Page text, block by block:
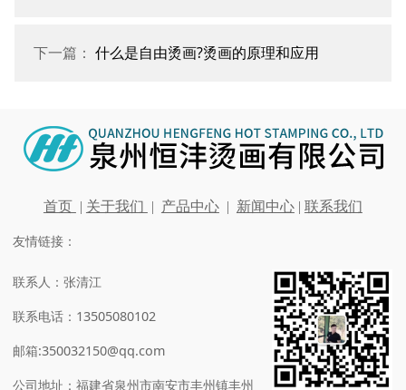
下一篇： 什么是自由烫画?烫画的原理和应用
首页 | 关于我们 | 产品中心| 新闻中心| 联系我们
友情链接：
联系人：张清江
联系电话：13505080102
邮箱:350032150@qq.com
公司地址：福建省泉州市南安市丰州镇丰州